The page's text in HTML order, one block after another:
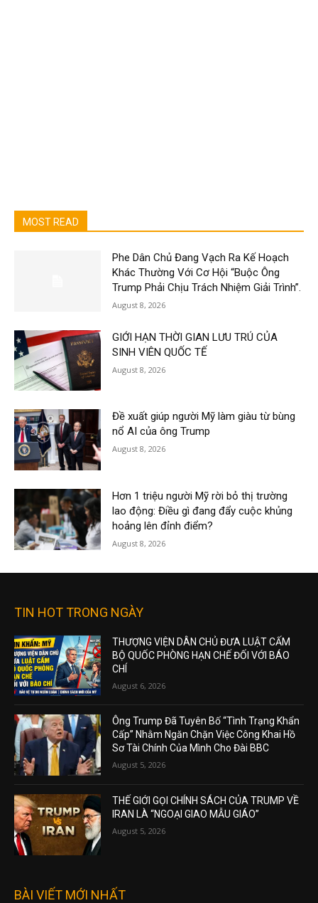
MOST READ
Phe Dân Chủ Đang Vạch Ra Kế Hoạch
Khác Thường Với Cơ Hội “Buộc Ông
Trump Phải Chịu Trách Nhiệm Giải Trình”.
August 8, 2026
GIỚI HẠN THỜI GIAN LƯU TRÚ CỦA
SINH VIÊN QUỐC TẾ
August 8, 2026
Đề xuất giúp người Mỹ làm giàu từ bùng
nổ AI của ông Trump
August 8, 2026
Hơn 1 triệu người Mỹ rời bỏ thị trường
lao động: Điều gì đang đẩy cuộc khủng
hoảng lên đỉnh điểm?
August 8, 2026
TIN HOT TRONG NGÀY
THƯỢNG VIỆN DÂN CHỦ ĐƯA LUẬT CẤM
BỘ QUỐC PHÒNG HẠN CHẾ ĐỐI VỚI BÁO
CHÍ
August 6, 2026
Ông Trump Đã Tuyên Bố “Tình Trạng Khẩn
Cấp” Nhằm Ngăn Chặn Việc Công Khai Hồ
Sơ Tài Chính Của Mình Cho Đài BBC
August 5, 2026
THẾ GIỚI GỌI CHÍNH SÁCH CỦA TRUMP VỀ
IRAN LÀ “NGOẠI GIAO MẪU GIÁO”
August 5, 2026
BÀI VIẾT MỚI NHẤT